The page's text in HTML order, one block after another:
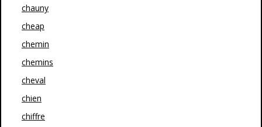
chauny
cheap
chemin
chemins
cheval
chien
chiffre